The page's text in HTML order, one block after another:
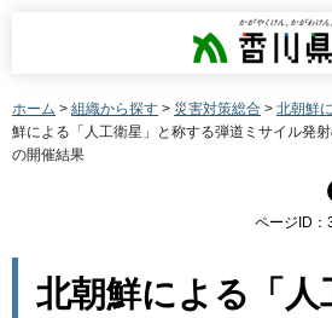
香川県
ホーム > 組織から探す > 災害対策総合 > 北朝鮮
鮮による「人工衛星」と称する弾道ミサイル発
の開催結果
ページID：
北朝鮮による「人